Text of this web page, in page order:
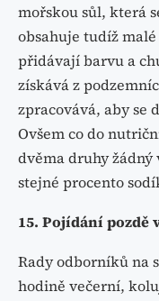
mořskou sůl, která
obsahuje tudíž
přidávají barvu a
získává z
zpracovává, aby se
Ovšem co do
dvěma druhy
stejné procento
15. Pojídání
Rady odborníků na
hodině večerní,